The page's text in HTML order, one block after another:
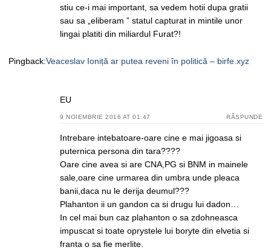
stiu ce-i mai important, sa vedem hotii dupa gratii
sau sa „eliberam ” statul capturat in mintile unor
lingai platiti din miliardul Furat?!
Pingback:Veaceslav Ioniță ar putea reveni în politică – birfe.xyz
EU
9 NOIEMBRIE 2016 AT 01:47 RĂSPUNDE
Intrebare intebatoare-oare cine e mai jigoasa si
puternica persona din tara????
Oare cine avea si are CNA,PG si BNM in mainele
sale,oare cine urmarea din umbra unde pleaca
banii,daca nu le derija deumul???
Plahanton ii un gandon ca si drugu lui dadon…
In cel mai bun caz plahanton o sa zdohneasca
impuscat si toate oprystele lui boryte din elvetia si
franta o sa fie merlite.